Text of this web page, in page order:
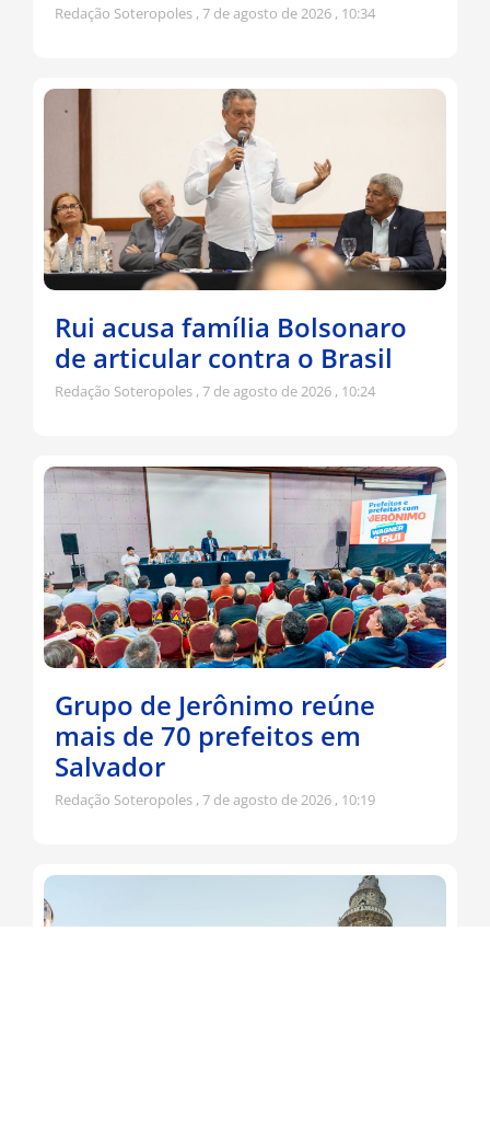
Redação Soteropoles 7 de agosto de 2026 10:34
Rui acusa família Bolsonaro
de articular contra o Brasil
Redação Soteropoles 7 de agosto de 2026 10:24
Grupo de Jerônimo reúne
mais de 70 prefeitos em
Salvador
Redação Soteropoles 7 de agosto de 2026 10:19